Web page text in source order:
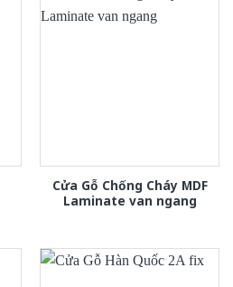
Cửa Gỗ Chống Cháy MDF
Laminate van ngang